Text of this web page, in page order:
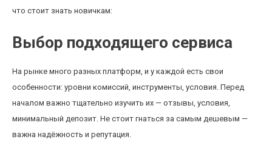
что стоит знать новичкам:
Выбор подходящего сервиса
На рынке много разных платформ, и у каждой есть свои
особенности: уровни комиссий, инструменты, условия. Перед
началом важно тщательно изучить их — отзывы, условия,
минимальный депозит. Не стоит гнаться за самым дешевым —
важна надёжность и репутация.